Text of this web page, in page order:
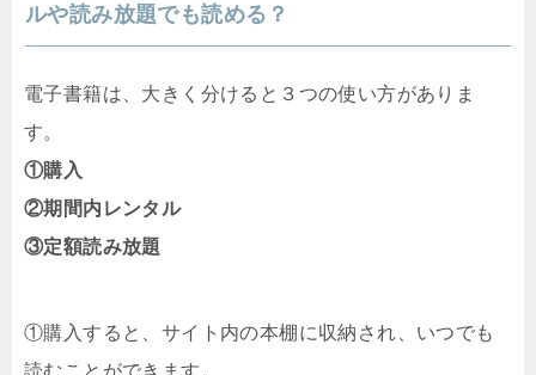
ルや読み放題でも読める？
電子書籍は、大きく分けると３つの使い方がありま
す。
①購入
②期間内レンタル
③定額読み放題
①購入すると、サイト内の本棚に収納され、いつでも
読むことができます。